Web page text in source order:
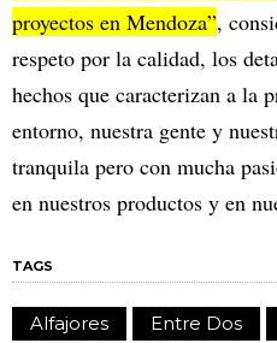
proyectos en Mendoza”,
respeto por la calidad, los
hechos que caracterizan a la
entorno, nuestra gente y
tranquila pero con mucha
en nuestros productos y en
TAGS
Alfajores Entre Dos